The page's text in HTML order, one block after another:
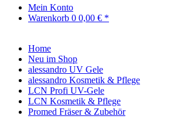
Mein Konto
Warenkorb 0 0,00 € *
Home
Neu im Shop
alessandro UV Gele
alessandro Kosmetik & Pflege
LCN Profi UV-Gele
LCN Kosmetik & Pflege
Promed Fräser & Zubehör